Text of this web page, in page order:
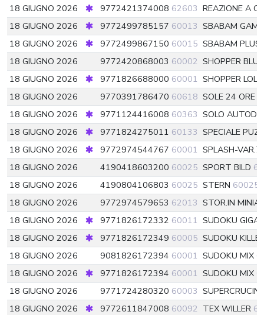
18 GIUGNO 2026
9772421374008 62603 REAZIONE A
18 GIUGNO 2026
9772499785157 60013 SBABAM
18 GIUGNO 2026
9772499867150 60015 SBABAM
18 GIUGNO 2026
9772420868003 60002 SHOPPER
18 GIUGNO 2026
9771826688000 60001 SHOPPER LOL
18 GIUGNO 2026
9770391786470 60618 SOLE 24 ORE
18 GIUGNO 2026
9771124416008 60363 SOLO
18 GIUGNO 2026
9771824275011 60133 SPECIALE
18 GIUGNO 2026
9772974544767 60001 SPLASH-
18 GIUGNO 2026
4190418603200 60025 SPORT BILD
18 GIUGNO 2026
4190804106803 60025 STERN 60025
18 GIUGNO 2026
9772974579653 62013 STOR.IN
18 GIUGNO 2026
9771826172332 60011 SUDOKU
18 GIUGNO 2026
9771826172349 60005 SUDOKU
18 GIUGNO 2026
9081826172394 60001 SUDOKU MIX
18 GIUGNO 2026
9771826172394 60001 SUDOKU MIX
18 GIUGNO 2026
9771724280320 60003
18 GIUGNO 2026
9772611847008 60092 TEX WILLER